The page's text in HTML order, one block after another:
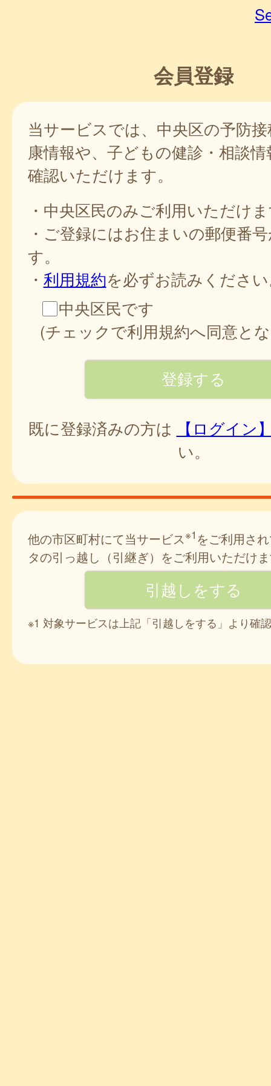
会員登録
当サービスでは、中央区の予防
康情報や、子どもの健診・相談
確認いただけます。
・中央区民のみご利用いただけ
・ご登録にはお住まいの郵便番
す。
・ 利用規約を必ずお読みくださ
中央区民です
(チェックで利用規約へ同意と
既に登録済みの方は
【ログイン
い。
他の市区町村にて当サービス※1 をご利用さ
タの引っ越し（引継ぎ）をご利用いただけ
※1 対象サービスは上記「引越しをする」より確